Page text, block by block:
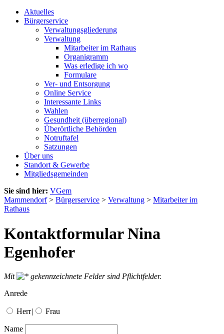
Aktuelles
Bürgerservice
Verwaltungsgliederung
Verwaltung
Mitarbeiter im Rathaus
Organigramm
Was erledige ich wo
Formulare
Ver- und Entsorgung
Online Service
Interessante Links
Wahlen
Gesundheit (überregional)
Überörtliche Behörden
Notruftafel
Satzungen
Über uns
Standort & Gewerbe
Mitgliedsgemeinden
Sie sind hier: VGem
Mammendorf> Bürgerservice > Verwaltung > Mitarbeiter im
Rathaus
Kontaktformular Nina
Egenhofer
Mit
gekennzeichnete Felder sind Pflichtfelder.
Anrede
Herr| Frau
Name